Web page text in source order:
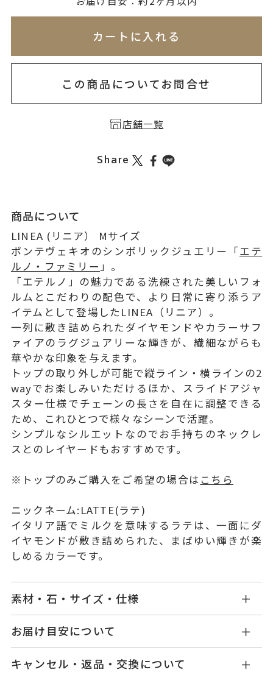
カートに入れる
この商品についてお問合せ
店舗一覧
Share
商品について
LINEA (リニア） Mサイズ
ポンテヴェキオのシンボリックジュエリー「エテ
ルノ・ファミリー」。
「エテルノ」の魅力である洗練された美しいフォ
ルムとこだわりの配色で、より日常に寄り添うア
イテムとして登場したLINEA（リニア）。
一列に敷き詰められたダイヤモンドやカラーサフ
ァイアのラグジュアリーな輝きが、繊細ながらも
華やかな印象を与えます。
トップの取り外しが可能で縦ライン・横ラインの2
wayでお楽しみいただけるほか、スライドアジャ
スター仕様でチェーンの長さを自在に調整できる
ため、これひとつで様々なシーンで活躍。
シンプルなシルエットなのでお手持ちのネックレ
スとのレイヤードもおすすめです。
※トップのみご購入をご希望の場合は こちら
ニックネーム:LATTE(ラテ)
イタリア語でミルクを意味するラテは、一面にダ
イヤモンドが敷き詰められた、まばゆい輝きが楽
しめるカラーです。
素材・石・サイズ・仕様
品番 GL0010N110WDWG
チャーム GL0010D110WDWG
お届け目安について
せ。
キャンセル・返品・交換について